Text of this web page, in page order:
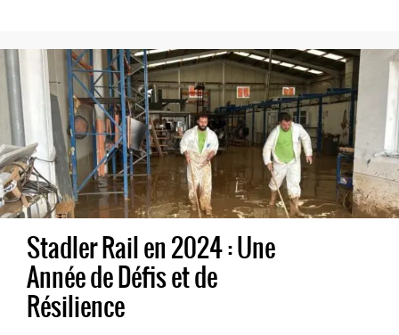
Stadler Rail en 2024 : Une
Année de Défis et de
Résilience